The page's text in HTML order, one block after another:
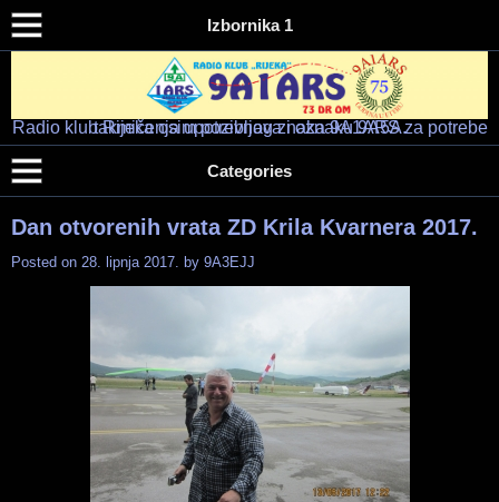
Izbornika 1
Radio klub "RIJEKA" – 9A1ARS – 9A5A
HAM RADIO KLUB RIJEKA
Radio klub Rijeka osim pozivnog znaka 9A1ARS za potrebe takmičenja upotrebljava i oznaku 9A5A.
Categories
Dan otvorenih vrata ZD Krila Kvarnera 2017.
Posted on 28. lipnja 2017. by 9A3EJJ